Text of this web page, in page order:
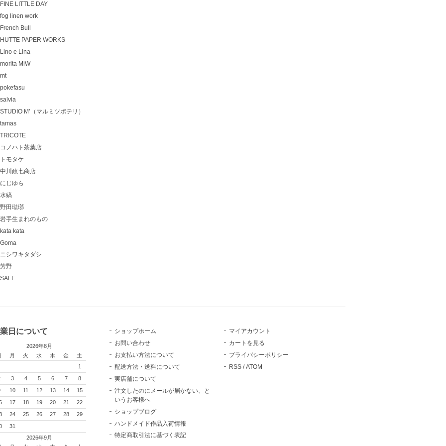
FINE LITTLE DAY
fog linen work
French Bull
HUTTE PAPER WORKS
Lino e Lina
morita MiW
mt
pokefasu
salvia
STUDIO M’（マルミツポテリ）
tamas
TRICOTE
コノハト茶葉店
トモタケ
中川政七商店
にじゆら
水縞
野田琺瑯
岩手生まれのもの
kata kata
Goma
ニシワキタダシ
芳野
SALE
日について
2026年8月
月 火 水 木 金
土
1
3 4 5 6 7
8
10 11 12 13 14
15
17 18 19 20 21
22
24 25 26 27 28
29
31
2026年9月
ショップホーム
お問い合わせ
お支払い方法について
配送方法・送料について
実店舗について
注文したのにメールが届かない、と
いうお客様へ
ショップブログ
ハンドメイド作品入荷情報
特定商取引法に基づく表記
マイアカウント
カートを見る
プライバシーポリシー
RSS /ATOM